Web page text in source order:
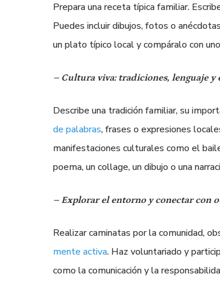
Prepara una receta típica familiar.
Puedes incluir dibujos, fotos o
un plato típico local y compáralo con
– Cultura viva: tradiciones, lenguaje y
Describe una tradición familiar, su
de palabras, frases o expresiones
manifestaciones culturales como el
poema, un collage, un dibujo o una
– Explorar el entorno y conectar con
Realizar caminatas por la comunidad,
mente activa. Haz voluntariado y
como la comunicación y la